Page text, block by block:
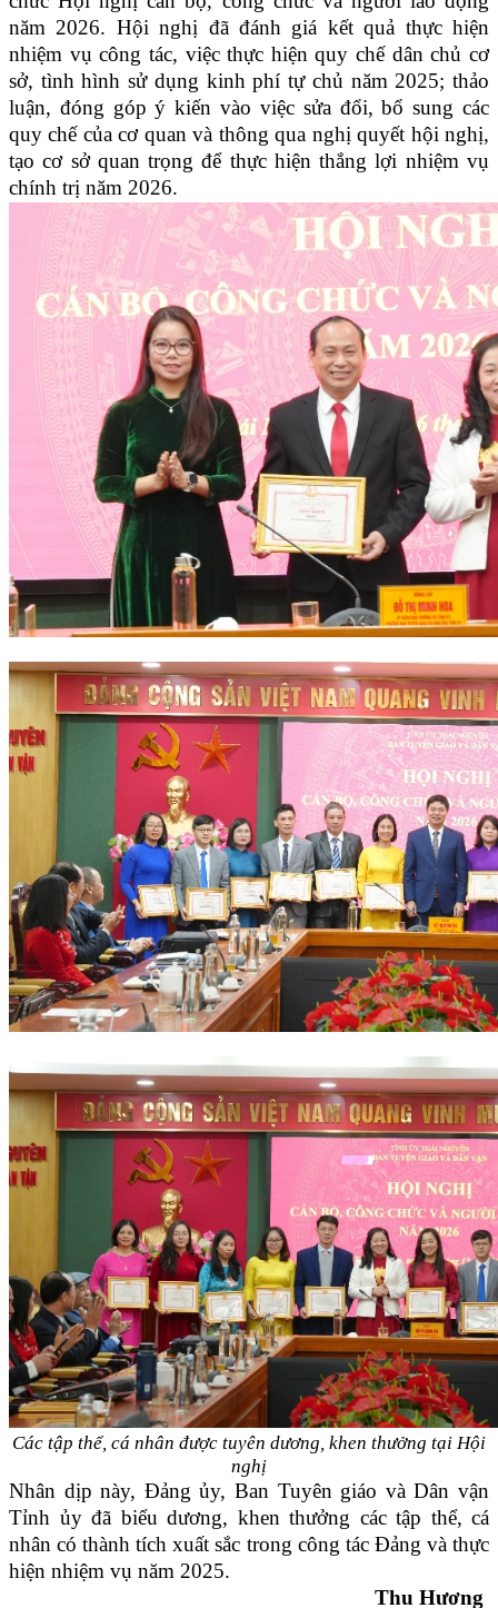
năm 2026. Hội nghị đã đánh giá kết quả thực hiện
nhiệm vụ công tác, việc thực hiện quy chế dân chủ cơ
sở, tình hình sử dụng kinh phí tự chủ năm 2025; thảo
luận, đóng góp ý kiến vào việc sửa đổi, bổ sung các
quy chế của cơ quan và thông qua nghị quyết hội nghị,
tạo cơ sở quan trọng để thực hiện thắng lợi nhiệm vụ
chính trị năm 2026.
Các tập thể, cá nhân được tuyên dương, khen thưởng tại Hội
nghị
Nhân dịp này, Đảng ủy, Ban Tuyên giáo và Dân vận
Tỉnh ủy đã biểu dương, khen thưởng các tập thể, cá
nhân có thành tích xuất sắc trong công tác Đảng và thực
hiện nhiệm vụ năm 2025.
Thu Hương